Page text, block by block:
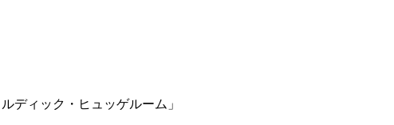
ディック・ヒュッゲルーム」